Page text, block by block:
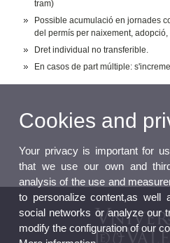
tram)
Possible acumulació en jornades
del permís per naixement,
Dret individual no transferible.
En casos de part múltiple:
Cookies and
Your privacy is important for
that we use our own and
analysis of the use and
to personalize content,as well
social networks or analyze our
modify the configuration of our